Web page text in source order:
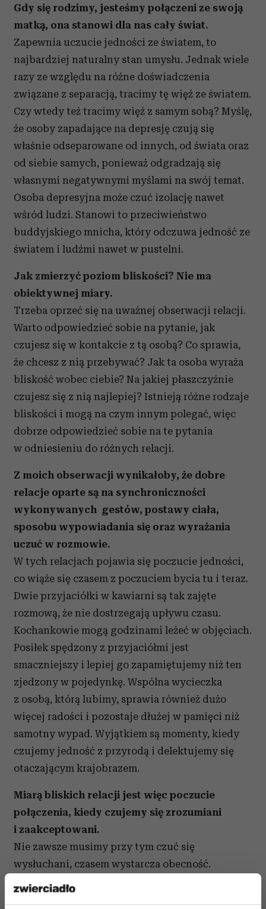
Gdy się rodzimy, jesteśmy połączeni ze swoją
matką, ona stanowi dla nas cały świat.
Zapewnia uczucie jedności ze światem, to
najbardziej naturalny stan umysłu. Jednak wiele
razy ze względu na różne doświadczenia
związane z separacją, tracimy tę więź ze światem.
Czy wtedy też tracimy więź z samym sobą? Myślę,
że osoby zapadające na depresję czują się
właśnie odseparowane od innych, od świata oraz
od siebie samych, ponieważ odgradzają się
własnymi negatywnymi myślami na swój temat.
Osoba depresyjna może czuć izolację nawet
wśród ludzi. Stanowi to przeciwieństwo
buddyjskiego mnicha, który odczuwa jedność ze
światem i ludźmi nawet w pustelni.
Jak zmierzyć poziom bliskości? Nie ma
obiektywnej miary.
Trzeba oprzeć się na uważnej obserwacji relacji.
Warto odpowiedzieć sobie na pytanie, jak
czujesz się w kontakcie z tą osobą? Co sprawia,
że chcesz z nią przebywać? Jak ta osoba wyraża
bliskość wobec ciebie? Na jakiej płaszczyźnie
czujesz się z nią najlepiej? Istnieją różne rodzaje
bliskości i mogą na czym innym polegać, więc
dobrze odpowiedzieć sobie na te pytania
w odniesieniu do różnych relacji.
Z moich obserwacji wynikałoby, że dobre
relacje oparte są na synchroniczności
wykonywanych gestów, postawy ciała,
sposobu wypowiadania się oraz wyrażania
uczuć w rozmowie.
W tych relacjach pojawia się poczucie jedności,
co wiąże się czasem z poczuciem bycia tu i teraz.
Dwie przyjaciółki w kawiarni są tak zajęte
rozmową, że nie dostrzegają upływu czasu.
Kochankowie mogą godzinami leżeć w objęciach.
Posiłek spędzony z przyjaciółmi jest
smaczniejszy i lepiej go zapamiętujemy niż ten
zjedzony w pojedynkę. Wspólna wycieczka
z osobą, którą lubimy, sprawia również dużo
więcej radości i pozostaje dłużej w pamięci niż
samotny wypad. Wyjątkiem są momenty, kiedy
czujemy jedność z przyrodą i delektujemy się
otaczającym krajobrazem.
Miarą bliskich relacji jest więc poczucie
połączenia, kiedy czujemy się zrozumiani
i zaakceptowani.
Nie zawsze musimy przy tym czuć się
wysłuchani, czasem wystarcza obecność.
Pamiętam, jak kiedyś spędziłam całe po południe